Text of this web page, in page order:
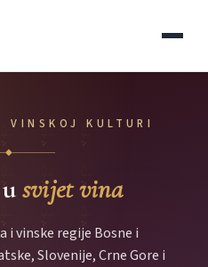
KULTURI
◆
usvijet vina
i vinske regije Bosne i
Slovenije, Crne Gore i